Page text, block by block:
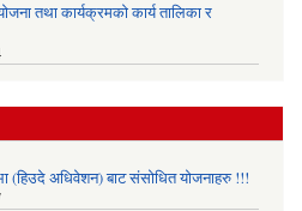
तथा कार्यक्रमकाे कार्य तालिका र
अधिवेशन) बाट संसोधित योजनाहरु !!!